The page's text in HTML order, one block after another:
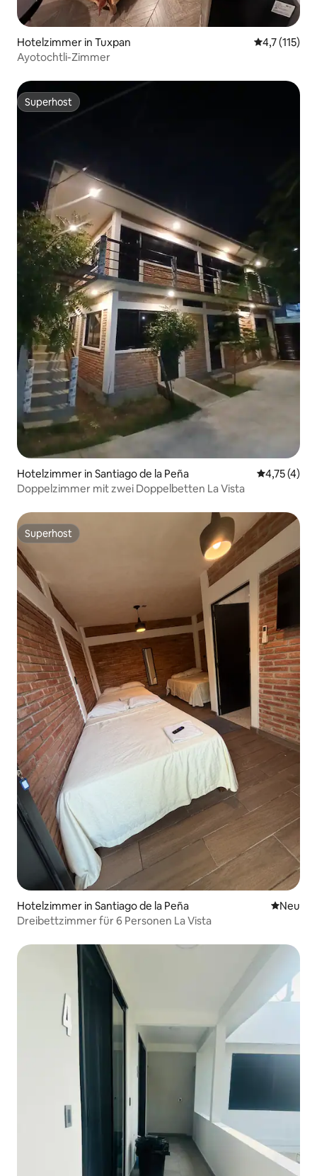
Hotelzimmer in Tuxpan
4,7 (115)
Ayotochtli-Zimmer
Superhost
Superhost
Hotelzimmer in Santiago de la Peña
4,75 (4)
Doppelzimmer mit zwei Doppelbetten La Vista
Superhost
Superhost
Hotelzimmer in Santiago de la Peña Neue
Neu
Dreibettzimmer für 6 Personen La Vista